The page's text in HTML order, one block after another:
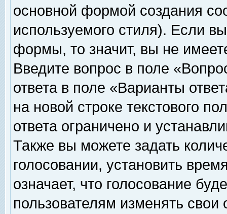
основной формой создания
используемого стиля). Если
формы, то значит, вы не
Введите вопрос в поле
ответа в поле «Варианты
на новой строке текстового
ответа ограничено и
Также вы можете задать
голосовании, установить
означает, что голосование
пользователям изменять свои